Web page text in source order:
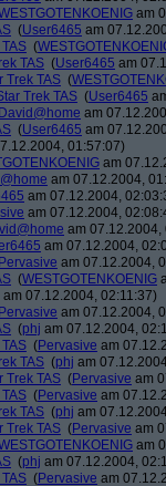
am
(User6465 am
(
TAS (User6465 am
Trek TAS (
Trek TAS (User6465
David@home am
(User6465 am
01:57:07)
am
am 07.12.2004,
am 07.12.2004,
am 07.12.2004,
am 07.12.2004,
am 07.12.2004,
Pervasive am 07.12.2004,
(WESTGOTENKOENIG
am 07.12.2004, 02:11:37)
Pervasive am 07.12.2004,
(phj am 07.12.2004,
(Pervasive am
TAS (phj am
Trek TAS (Pervasive am
(Pervasive am
TAS (phj am
Trek TAS (Pervasive am
am
(phj am 07.12.2004,
(Pervasive am